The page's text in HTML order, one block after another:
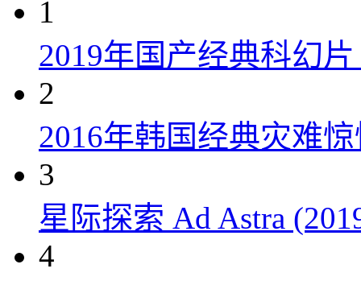
1
2019年国产经典科幻
2
2016年韩国经典灾难
3
星际探索 Ad Astra
4